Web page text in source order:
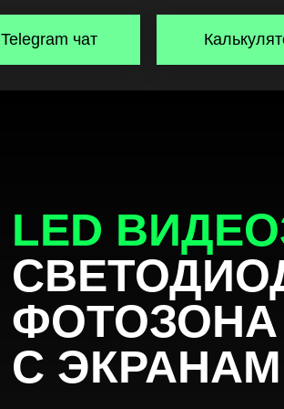
Telegram чат
LED
ФОТОЗОНА
С